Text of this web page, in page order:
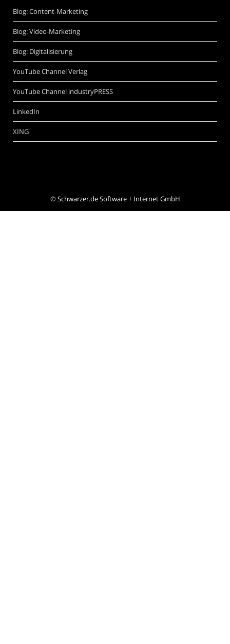
Blog: Content-Marketing
Blog: Video-Marketing
Blog: Digitalisierung
YouTube Channel Verlag
YouTube Channel industryPRESS
LinkedIn
XING
©Schwarzer.de Software + Internet GmbH